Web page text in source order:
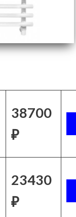
38700
₽
23430
₽